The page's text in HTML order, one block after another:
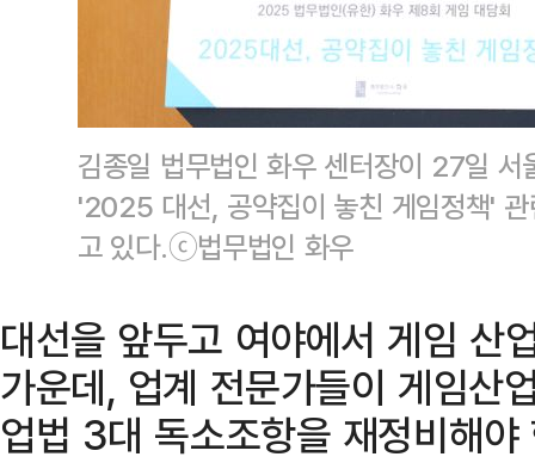
김종일 법무법인 화우 센터장이 27일 서
'2025 대선, 공약집이 놓친 게임정책'
고 있다.ⓒ법무법인 화우
대선을 앞두고 여야에서 게임 산
가운데, 업계 전문가들이 게임산
업법 3대 독소조항을 재정비해